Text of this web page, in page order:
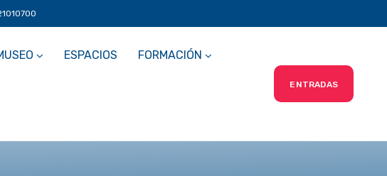
ESPACIOS FORMACIÓN
ENTRADAS